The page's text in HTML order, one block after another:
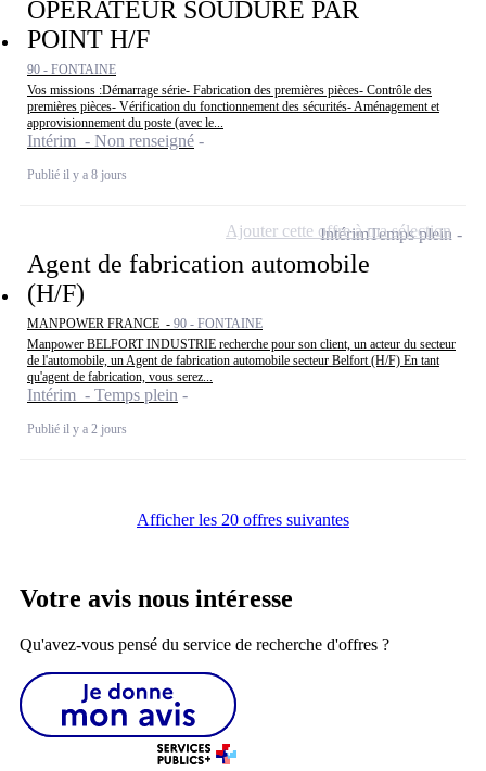
OPERATEUR SOUDURE PAR
POINT H/F
90 - FONTAINE
Vos missions :Démarrage série- Fabrication des premières pièces- Contrôle des
premières pièces- Vérification du fonctionnement des sécurités- Aménagement et
approvisionnement du poste (avec le...
Intérim - Non renseigné
Publié il y a 8 jours
Agent de fabrication automobile
(H/F)
MANPOWER FRANCE - 90 - FONTAINE
Manpower BELFORT INDUSTRIE recherche pour son client, un acteur du secteur
de l'automobile, un Agent de fabrication automobile secteur Belfort (H/F) En tant
qu'agent de fabrication, vous serez...
Intérim - Temps plein
Publié il y a 2 jours
IntérimTemps plein
Ajouter cette offre à ma sélection
Afficher les 20 offres suivantes
Votre avis nous intéresse
Qu'avez-vous pensé du service de recherche d'offres ?